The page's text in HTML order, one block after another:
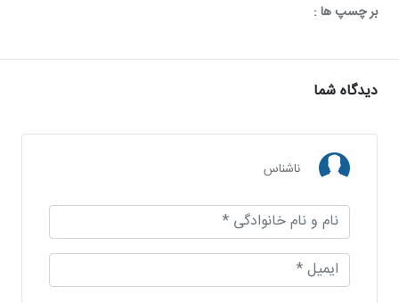
بر چسپ ها :
دیدگاه شما
ناشناس